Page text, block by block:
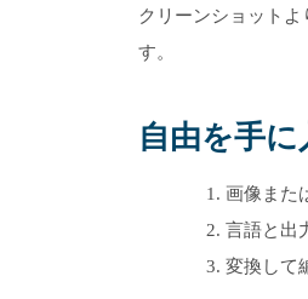
クリーンショット
す。
自由を手
画像また
言語と出
変換して